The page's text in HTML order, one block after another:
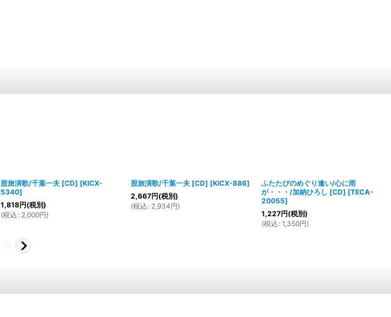
股旅演歌/千葉一夫 [CD] [KICX-
5340]
1,818円(税別)
(税込 : 2,000円)
股旅演歌/千葉一夫 [CD] [KICX-886]
2,667円(税別)
(税込 : 2,934円)
ふたたびのめぐり逢い/心に雨
が・・・/加納ひろし [CD] [TECA-
20055]
1,227円(税別)
(税込 : 1,350円)